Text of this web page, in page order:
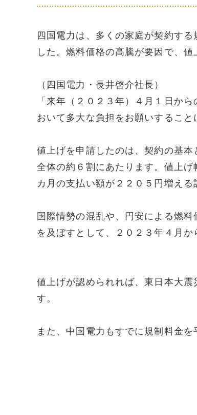
四国電力は、多くの家庭が契約す
した。燃料価格の高騰が要因で、値
（四国電力・長井啓介社長）
「来年（２０２３年）４月１日か
おいて多大な負担をお願いすること
値上げを申請したのは、契約の基
全体の約６割にあたります。値上
カ月の支払い額が２２０５円増える
国際情勢の混乱や、円安による燃
を及ぼすとして、２０２３年４月か
値上げが認められれば、東日本大
す。
また、中国電力もすでに規制料金